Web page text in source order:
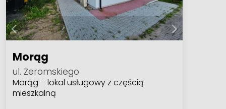
Morąg
ul. Żeromskiego
Morąg – lokal usługowy z częścią
mieszkalną